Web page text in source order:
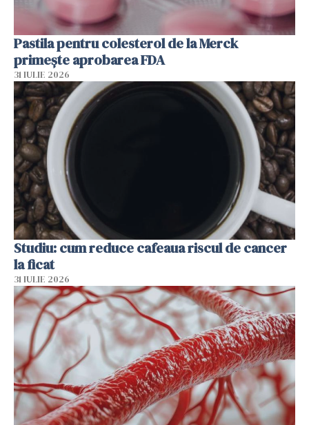
Pastila pentru colesterol de la Merck
primește aprobarea FDA
31 IULIE 2026
Studiu: cum reduce cafeaua riscul de cancer
la ficat
31 IULIE 2026